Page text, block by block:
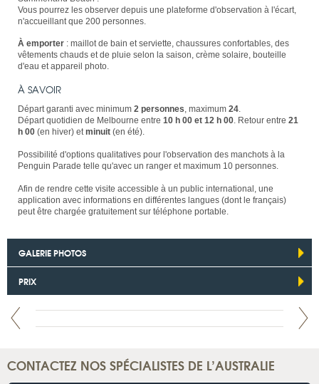
Vous pourrez les observer depuis une plateforme d'observation à l'écart,
n'accueillant que 200 personnes.
À emporter : maillot de bain et serviette, chaussures confortables, des
vêtements chauds et de pluie selon la saison, crème solaire, bouteille
d'eau et appareil photo.
À SAVOIR
Départ garanti avec minimum 2 personnes, maximum 24.
Départ quotidien de Melbourne entre 10 h 00 et 12 h 00. Retour entre 21
h 00 (en hiver) etminuit (en été).
Possibilité d'options qualitatives pour l'observation des manchots à la
Penguin Parade telle qu'avec un ranger et maximum 10 personnes.
Afin de rendre cette visite accessible à un public international, une
application avec informations en différentes langues (dont le français)
peut être chargée gratuitement sur téléphone portable.
GALERIE PHOTOS
PRIX
CONTACTEZ NOS SPÉCIALISTES DE L’AUSTRALIE